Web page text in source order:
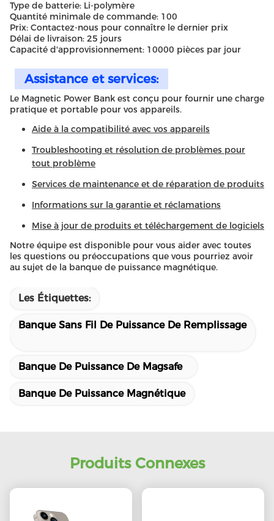
Type de batterie: Li-polymère
Quantité minimale de commande: 100
Prix: Contactez-nous pour connaître le dernier prix
Délai de livraison: 25 jours
Capacité d'approvisionnement: 10000 pièces par jour
Assistance et services:
Le Magnetic Power Bank est conçu pour fournir une charge
pratique et portable pour vos appareils.
Aide à la compatibilité avec vos appareils
Troubleshooting et résolution de problèmes pour
tout problème
Services de maintenance et de réparation de produits
Informations sur la garantie et réclamations
Mise à jour de produits et téléchargement de logiciels
Notre équipe est disponible pour vous aider avec toutes
les questions ou préoccupations que vous pourriez avoir
au sujet de la banque de puissance magnétique.
Les Étiquettes:
Banque Sans Fil De Puissance De Remplissage
Banque De Puissance De Magsafe
Banque De Puissance Magnétique
Produits Connexes